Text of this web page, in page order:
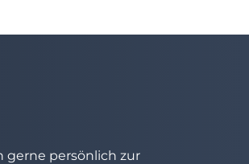
gerne persönlich zur